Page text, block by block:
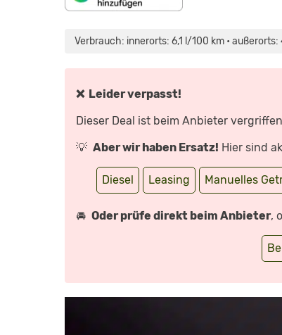
Verbrauch: innerorts: 6,1 l/100 km •
❌ Leider verpasst!
Dieser Deal ist beim Anbieter
💡 Aber wir haben Ersatz! Hier sind
Diesel Leasing Manuelles
🚘 Oder prüfe direkt beim Anbieter,
ALHAMBRA
YOUTUBE